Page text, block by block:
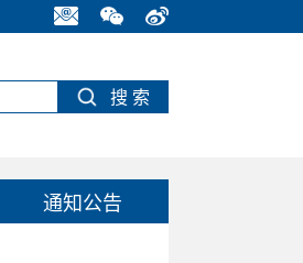
通知公告